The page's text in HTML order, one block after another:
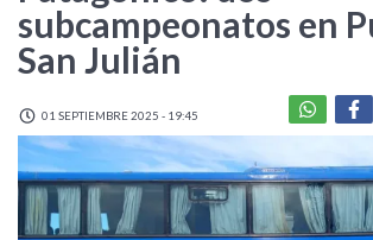
subcampeonatos en
San Julián
01 SEPTIEMBRE 2025 - 19:45